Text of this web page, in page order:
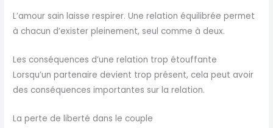
L’amour sain laisse respirer. Une relation équilibrée permet
à chacun d’exister pleinement, seul comme à deux.
Les conséquences d’une relation trop étouffante
Lorsqu’un partenaire devient trop présent, cela peut avoir
des conséquences importantes sur la relation.
La perte de liberté dans le couple